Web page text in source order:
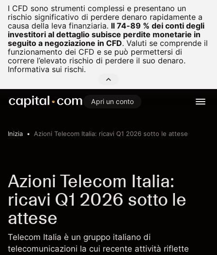
I CFD sono strumenti complessi e presentano un
rischio significativo di perdere denaro rapidamente a
causa della leva finanziaria. Il 74-89 % dei conti degli
investitori al dettaglio subisce perdite monetarie in
seguito a negoziazione in CFD. Valuti se comprende il
funzionamento dei CFD e se può permettersi di
correre l’elevato rischio di perdere il suo denaro.
Informativa sui rischi.
Apri un conto
Inizia Azioni Telecom Italia: ricavi Q1 2026 sotto le attese
Azioni Telecom Italia:
ricavi Q1 2026 sotto le
attese
Telecom Italia è un gruppo italiano di
telecomunicazioni la cui recente attività riflette